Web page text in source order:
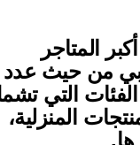
المتاجر
من حيث عدد
التي
المنزلية،